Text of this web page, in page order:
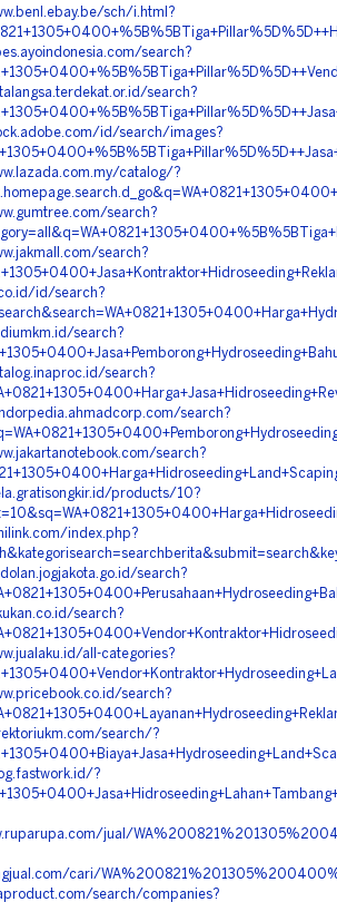
sch/i.html?
search?
search?
id/search/images?
catalog/?
search?
search?
id/search?
search?
search?
search?
search?
products/10?
index.php?
search?
search?
all-categories?
search?
search/?
?
jual/
cari/
search/companies?